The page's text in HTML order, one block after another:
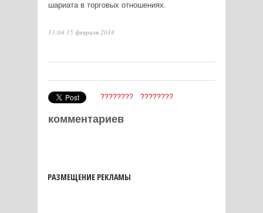
шариата в торговых отношениях.
13:04 15 февраля 2018
???????? ????????
комментариев
РАЗМЕЩЕНИЕ РЕКЛАМЫ